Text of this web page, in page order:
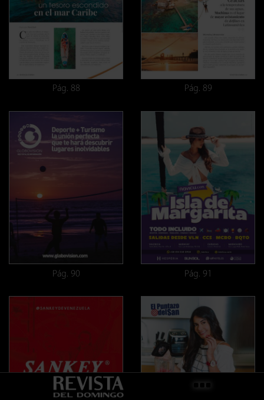
Pág. 88 Pág. 89
Pág. 90 Pág. 91